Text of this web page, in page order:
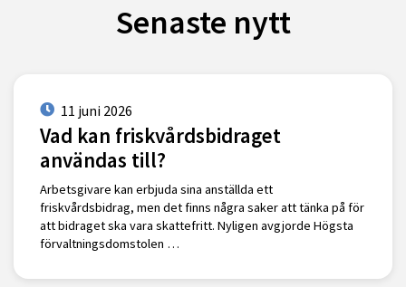
Senaste nytt
11 juni 2026
Vad kan friskvårdsbidraget
användas till?
Arbetsgivare kan erbjuda sina anställda ett
friskvårdsbidrag, men det finns några saker att tänka på för
att bidraget ska vara skattefritt. Nyligen avgjorde Högsta
förvaltningsdomstolen …